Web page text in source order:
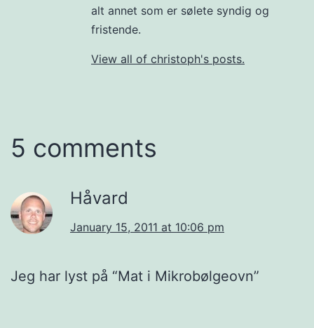
alt annet som er sølete syndig og
fristende.
View all of christoph's posts.
5 comments
Håvard
January 15, 2011 at 10:06 pm
Jeg har lyst på “Mat i Mikrobølgeovn”